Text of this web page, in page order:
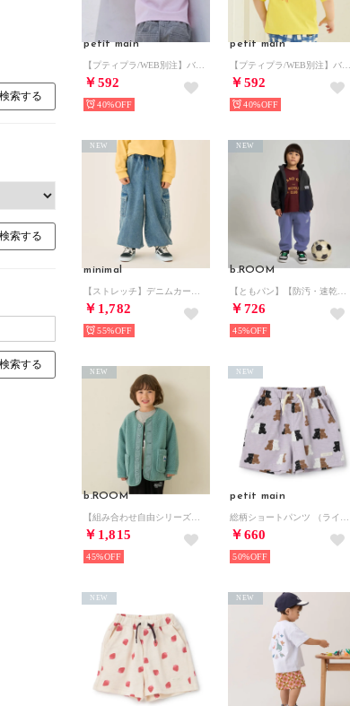
petit main
￥592
40%
petit main
￥592
40%
minimal
￥1,782
NEW
55%
b.ROOM
￥726
NEW
45%
b.ROOM
￥1,815
NEW
45%
petit main
￥660
NEW
50%
NEW NEW